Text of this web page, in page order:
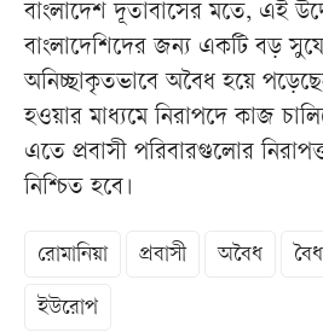
বাংলাদেশ দূতাবাসের মতে, এই
বাংলাদেশিদের জন্য একটি বড়
অনিচ্ছাকৃতভাবে অবৈধ হয়ে
হওয়ার মাধ্যমে নিরাপদে কাজ
এতে প্রবাসী পরিবারগুলোর
নিশ্চিত হবে।
রোমানিয়া প্রবাসী অবৈধ
ইউরোপ